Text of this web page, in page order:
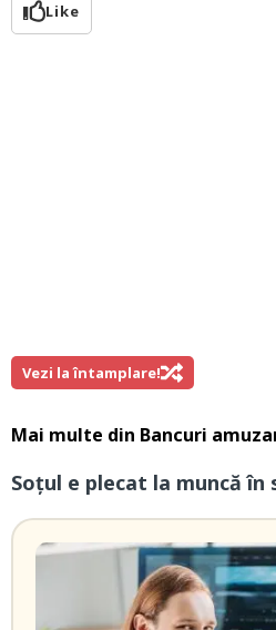
Like
Vezi la întamplare!
Mai multe din Bancuri
Soțul e plecat la muncă